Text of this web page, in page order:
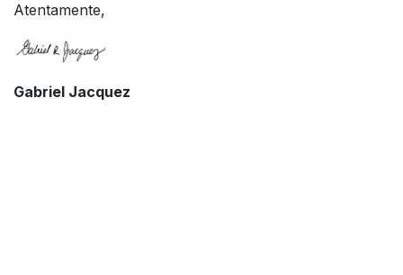
Atentamente,
Gabriel Jacquez